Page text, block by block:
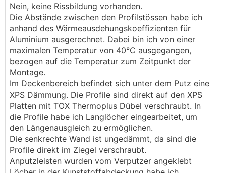
Ich bin vom Ergebnis mit den Anputzleisten
jedenfalls sehr zufrieden.
Nein, keine Rissbildung vorhanden.
Die Abstände zwischen den Profilstössen habe ich
anhand des Wärmeausdehungskoeffizienten für
Aluminium ausgerechnet. Dabei bin ich von einer
maximalen Temperatur von 40°C ausgegangen,
bezogen auf die Temperatur zum Zeitpunkt der
Montage.
Im Deckenbereich befindet sich unter dem Putz eine
XPS Dämmung. Die Profile sind direkt auf den XPS
Platten mit TOX Thermoplus Dübel verschraubt. In
die Profile habe ich Langlöcher eingearbeitet, um
den Längenausgleich zu ermöglichen.
Die senkrechte Wand ist ungedämmt, da sind die
Profile direkt im Ziegel verschraubt.
Anputzleisten wurden vom Verputzer angeklebt